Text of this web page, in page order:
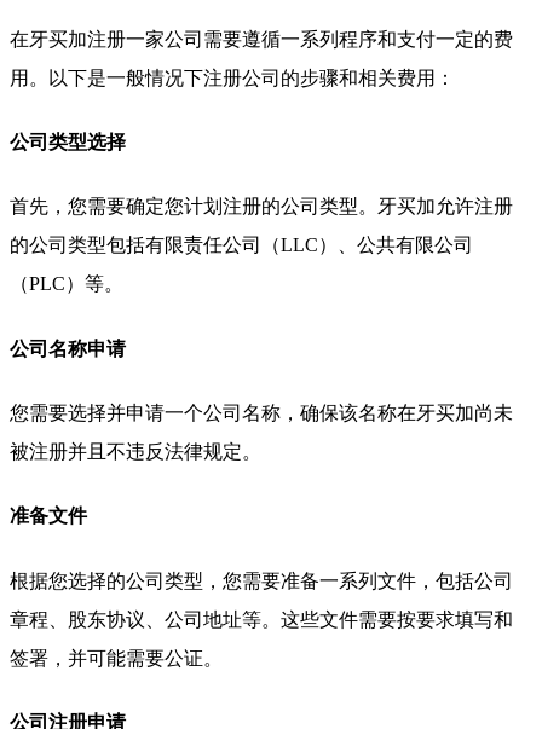
在牙买加注册一家公司需要遵循一系列程序和支付一定的费
用。以下是一般情况下注册公司的步骤和相关费用：
公司类型选择
首先，您需要确定您计划注册的公司类型。牙买加允许注册
的公司类型包括有限责任公司（LLC）、公共有限公司
（PLC）等。
公司名称申请
您需要选择并申请一个公司名称，确保该名称在牙买加尚未
被注册并且不违反法律规定。
准备文件
根据您选择的公司类型，您需要准备一系列文件，包括公司
章程、股东协议、公司地址等。这些文件需要按要求填写和
签署，并可能需要公证。
公司注册申请